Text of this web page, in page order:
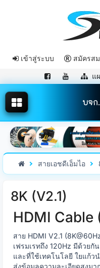
เข้าสู่ระบบ สมัครส
แ
บจ
สายเอชดีเอ็มไอ
8K (V2.1)
HDMI Cable
สาย HDMI V2.1
เฟรมเรทถึง 120Hz มีด้วย
และที่ใช้เทคโนโลยี ใยแก้ว
ส่งข้อมูลความละเอียดสูงม